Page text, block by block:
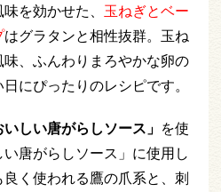
を効かせた、 玉ねぎとベー
はグラタンと相性抜群。玉ね
、ふんわりまろやかな卵の
にぴったりのレシピです。
しい唐がらしソース」 を使
唐がらしソース」に使用し
く使われる鷹の爪系と、刺